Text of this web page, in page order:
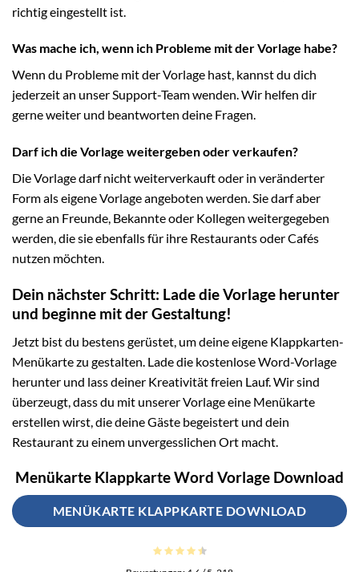
richtig eingestellt ist.
Was mache ich, wenn ich Probleme mit der Vorlage habe?
Wenn du Probleme mit der Vorlage hast, kannst du dich
jederzeit an unser Support-Team wenden. Wir helfen dir
gerne weiter und beantworten deine Fragen.
Darf ich die Vorlage weitergeben oder verkaufen?
Die Vorlage darf nicht weiterverkauft oder in veränderter
Form als eigene Vorlage angeboten werden. Sie darf aber
gerne an Freunde, Bekannte oder Kollegen weitergegeben
werden, die sie ebenfalls für ihre Restaurants oder Cafés
nutzen möchten.
Dein nächster Schritt: Lade die Vorlage herunter
und beginne mit der Gestaltung!
Jetzt bist du bestens gerüstet, um deine eigene Klappkarten-
Menükarte zu gestalten. Lade die kostenlose Word-Vorlage
herunter und lass deiner Kreativität freien Lauf. Wir sind
überzeugt, dass du mit unserer Vorlage eine Menükarte
erstellen wirst, die deine Gäste begeistert und dein
Restaurant zu einem unvergesslichen Ort macht.
Menükarte Klappkarte Word Vorlage Download
MENÜKARTE KLAPPKARTE DOWNLOAD